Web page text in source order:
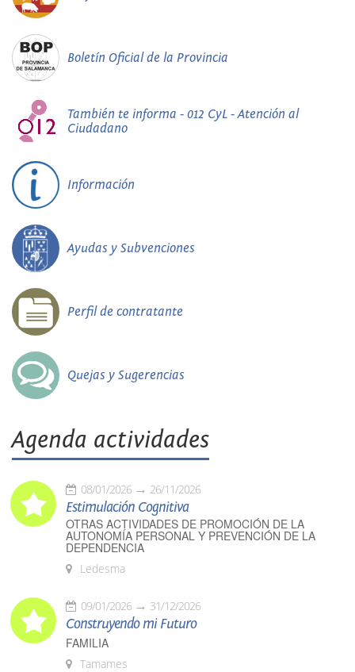
Boletín Oficial de la Provincia
También te informa - 012 CyL - Atención al
Ciudadano
Información
Ayudas y Subvenciones
Perfil de contratante
Quejas y Sugerencias
Agenda actividades
08/01/2026 26/11/2026
Estimulación Cognitiva
OTRAS ACTIVIDADES DE PROMOCIÓN DE LA
AUTONOMÍA PERSONAL Y PREVENCIÓN DE LA
DEPENDENCIA
Ledesma
09/01/2026 31/12/2026
Construyendo mi Futuro
FAMILIA
Tamames